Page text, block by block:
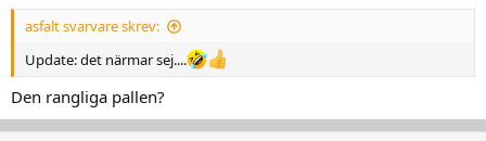
asfalt svarvare skrev:
Update: det närmar sej....
Den rangliga pallen?